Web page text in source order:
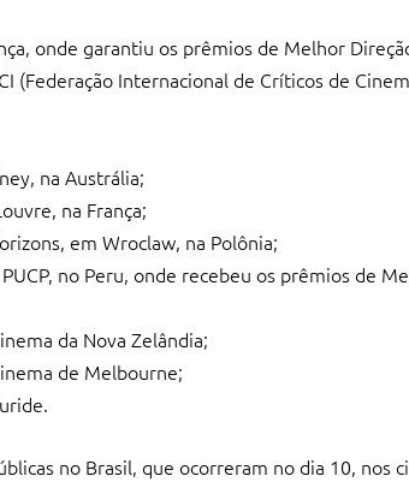
onde garantiu os prêmios de Melhor
(Federação Internacional de Críticos de
na Austrália;
na França;
em Wroclaw, na Polônia;
no Peru, onde recebeu os prêmios de
da Nova Zelândia;
de Melbourne;
no Brasil, que ocorreram no dia 10, nos